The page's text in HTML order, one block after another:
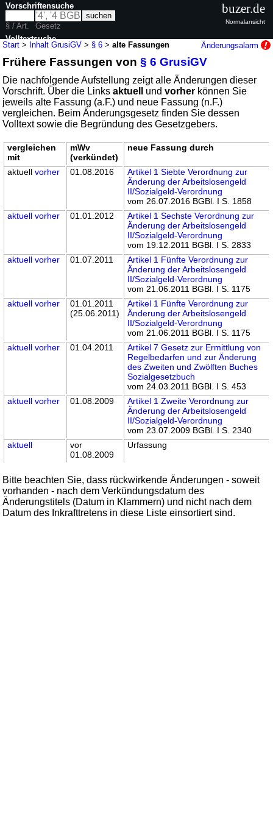
Start > Inhalt GrusiGV > § 6 >alte Fassungen Änderungsalarm
Frühere Fassungen von§ 6 GrusiGV
Die nachfolgende Aufstellung zeigt alle Änderungen dieser
Vorschrift. Über die Linksaktuell undvorher können Sie
jeweils alte Fassung (a.F.) und neue Fassung (n.F.)
vergleichen. Beim Änderungsgesetz finden Sie dessen
Volltext sowie die Begründung des Gesetzgebers.
vergleichen
mit
mWv
(verkündet)
neue Fassung durch
aktuellvorher 01.08.2016
Artikel 1 Siebte Verordnung zur
Änderung der Arbeitslosengeld
II/Sozialgeld-Verordnung
vom 26.07.2016 BGBl. I S. 1858
aktuell vorher 01.01.2012
Artikel 1 Sechste Verordnung zur
Änderung der Arbeitslosengeld
II/Sozialgeld-Verordnung
vom 19.12.2011 BGBl. I S. 2833
aktuell vorher 01.07.2011
Artikel 1 Fünfte Verordnung zur
Änderung der Arbeitslosengeld
II/Sozialgeld-Verordnung
vom 21.06.2011 BGBl. I S. 1175
aktuell vorher
01.01.2011
(25.06.2011)
Artikel 1 Fünfte Verordnung zur
Änderung der Arbeitslosengeld
II/Sozialgeld-Verordnung
vom 21.06.2011 BGBl. I S. 1175
aktuell vorher 01.04.2011
Artikel 7 Gesetz zur Ermittlung von
Regelbedarfen und zur Änderung
des Zweiten und Zwölften Buches
Sozialgesetzbuch
vom 24.03.2011 BGBl. I S. 453
aktuell vorher 01.08.2009
Artikel 1 Zweite Verordnung zur
Änderung der Arbeitslosengeld
II/Sozialgeld-Verordnung
vom 23.07.2009 BGBl. I S. 2340
aktuell
vor
01.08.2009
Urfassung
Bitte beachten Sie, dass rückwirkende Änderungen - soweit
vorhanden - nach dem Verkündungsdatum des
Änderungstitels (Datum in Klammern) und nicht nach dem
Datum des Inkrafttretens in diese Liste einsortiert sind.
Vorschriftensuche
§ / Art.
Gesetz
Volltextsuche
nur in GrusiGV
buzer.de
Normalansicht